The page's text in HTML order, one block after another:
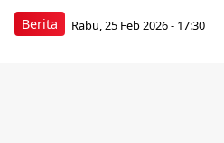
Berita Rabu, 25 Feb 2026 - 17:30